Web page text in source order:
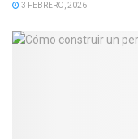
3 FEBRERO, 2026